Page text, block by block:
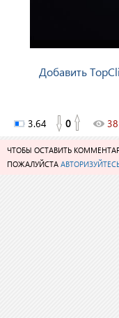
Добавить
3.64 0 38
ЧТОБЫ ОСТАВИТЬ
ПОЖАЛУЙСТА